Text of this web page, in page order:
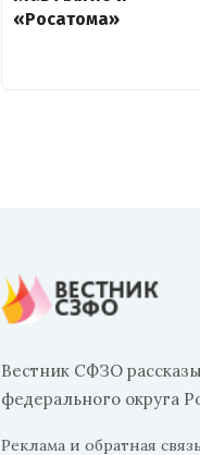
«Росатома»
Вестник СФЗО
федерального округа
Реклама и обратная